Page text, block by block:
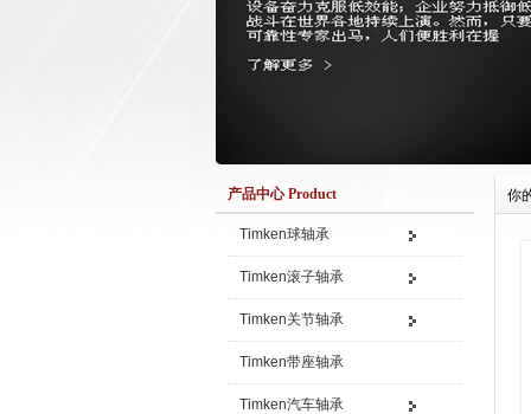
产品中心 Product
Timken球轴承
Timken滚子轴承
Timken关节轴承
Timken带座轴承
Timken汽车轴承
你